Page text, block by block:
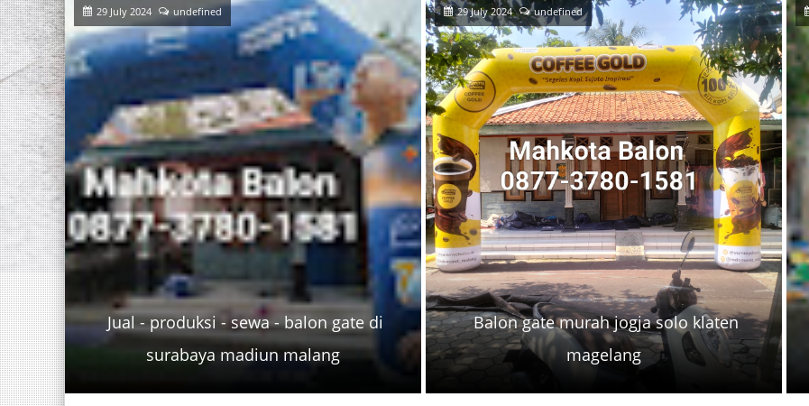
Jual - produksi - sewa - balon gate di
surabaya madiun malang
29 July 2024 undefined
Balon gate murah jogja solo klaten
magelang
29 July 2024 undefined